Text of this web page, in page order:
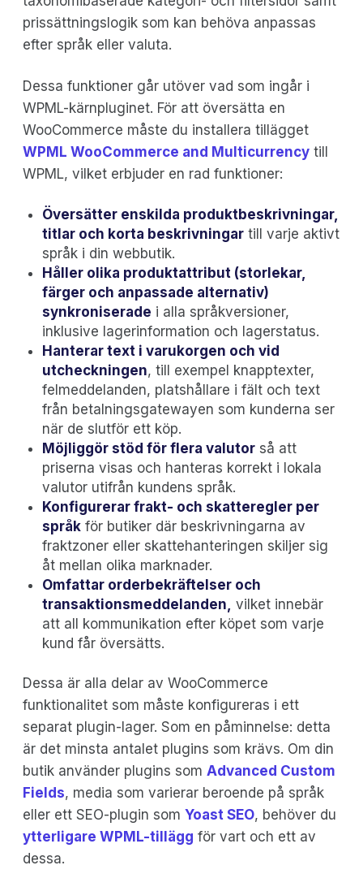
prissättningslogik som kan behöva anpassas
efter språk eller valuta.
Dessa funktioner går utöver vad som ingår i
WPML-kärnpluginet. För att översätta en
WooCommerce måste du installera tillägget
WPML WooCommerce and Multicurrency till
WPML, vilket erbjuder en rad funktioner:
Översätter enskilda produktbeskrivningar,
titlar och korta beskrivningar till varje aktivt
språk i din webbutik.
Håller olika produktattribut (storlekar,
färger och anpassade alternativ)
synkroniserade i alla språkversioner,
inklusive lagerinformation och lagerstatus.
Hanterar text i varukorgen och vid
utcheckningen, till exempel knapptexter,
felmeddelanden, platshållare i fält och text
från betalningsgatewayen som kunderna ser
när de slutför ett köp.
Möjliggör stöd för flera valutor så att
priserna visas och hanteras korrekt i lokala
valutor utifrån kundens språk.
Konfigurerar frakt- och skatteregler per
språk för butiker där beskrivningarna av
fraktzoner eller skattehanteringen skiljer sig
åt mellan olika marknader.
Omfattar orderbekräftelser och
transaktionsmeddelanden, vilket innebär
att all kommunikation efter köpet som varje
kund får översätts.
Dessa är alla delar av WooCommerce
funktionalitet som måste konfigureras i ett
separat plugin-lager. Som en påminnelse: detta
är det minsta antalet plugins som krävs. Om din
butik använder plugins som Advanced Custom
Fields, media som varierar beroende på språk
eller ett SEO-plugin som Yoast SEO, behöver du
ytterligare WPML-tillägg för vart och ett av
dessa.